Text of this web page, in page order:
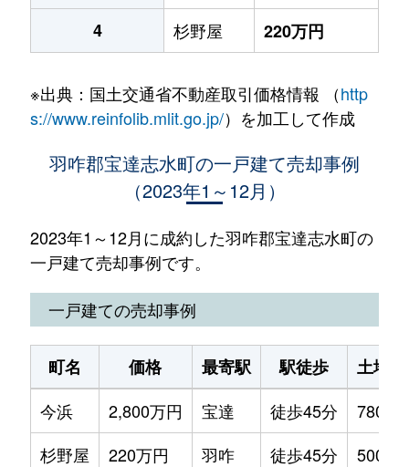
4
杉野屋 220万円
※出典：国土交通省不動産取引価格情報 （http
s://www.reinfolib.mlit.go.jp/）を加工して作成
羽咋郡宝達志水町の一戸建て売却事例
（2023年1～12月）
2023年1～12月に成約した羽咋郡宝達志水町の
一戸建て売却事例です。
一戸建ての売却事例
町名 価格 最寄駅 駅徒歩
土地
今浜
2,800万円 宝達 徒歩45分
780m²
杉野屋
220万円 羽咋 徒歩45分
500m²